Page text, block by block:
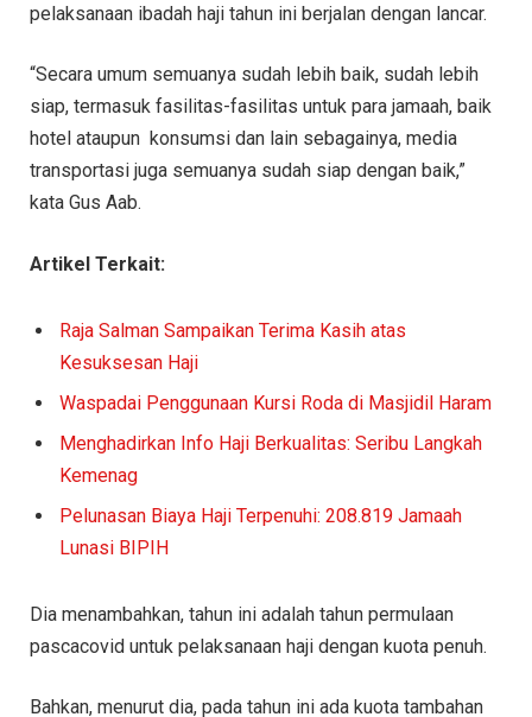
pelaksanaan ibadah haji tahun ini berjalan dengan lancar.
“Secara umum semuanya sudah lebih baik, sudah lebih
siap, termasuk fasilitas-fasilitas untuk para jamaah, baik
hotel ataupun konsumsi dan lain sebagainya, media
transportasi juga semuanya sudah siap dengan baik,”
kata Gus Aab.
Artikel Terkait:
Raja Salman Sampaikan Terima Kasih atas
Kesuksesan Haji
Waspadai Penggunaan Kursi Roda di Masjidil Haram
Menghadirkan Info Haji Berkualitas: Seribu Langkah
Kemenag
Pelunasan Biaya Haji Terpenuhi: 208.819 Jamaah
Lunasi BIPIH
Dia menambahkan, tahun ini adalah tahun permulaan
pascacovid untuk pelaksanaan haji dengan kuota penuh.
Bahkan, menurut dia, pada tahun ini ada kuota tambahan